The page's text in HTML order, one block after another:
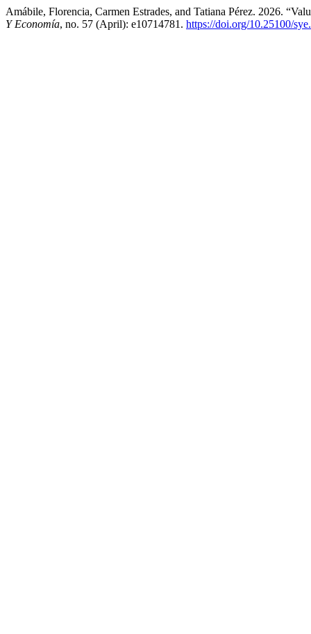
Amábile, Florencia, Carmen Estrades, and Tatiana Pérez. 2026.
Y Economía, no. 57 (April): e10714781. https://doi.org/10.25100/